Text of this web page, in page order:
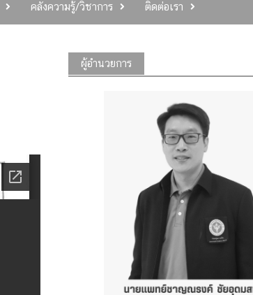
คลังความรู้/วิชาการ ติดต่อเรา
ผู้อำนวยการ